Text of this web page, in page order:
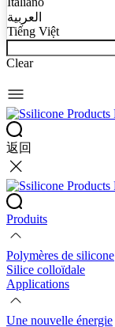
العربية
Tiếng Việt
Clear
返回
Produits
Polymères de silicone
Silice colloïdale
Applications
Une nouvelle énergie